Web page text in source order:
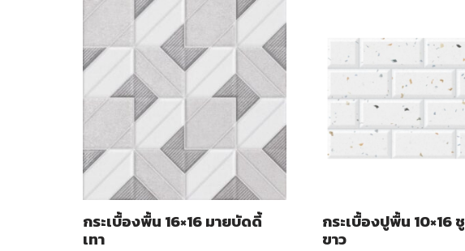
กระเบื้องพื้น 16×16 มายบัดดี้
เทา
กระเบื้องปูพื้น 10×16
ขาว